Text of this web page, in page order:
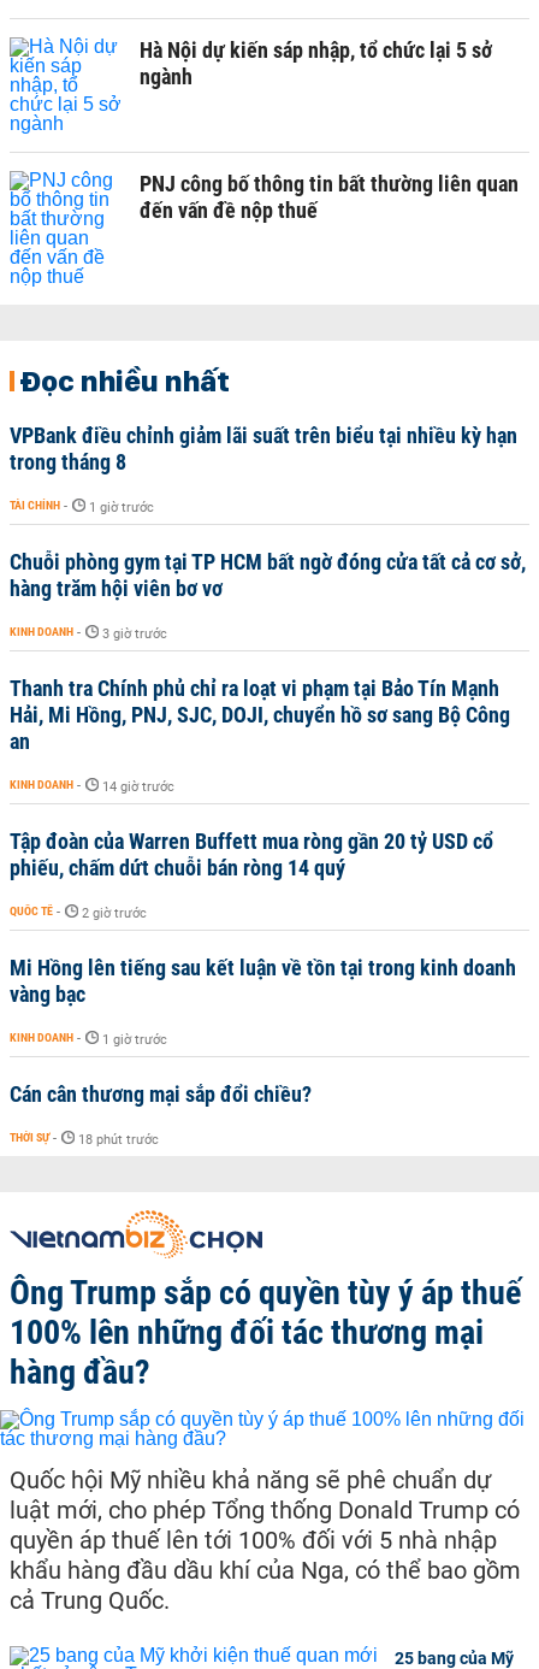
Hà Nội dự kiến sáp nhập, tổ chức lại 5 sở
ngành
PNJ công bố thông tin bất thường liên quan
đến vấn đề nộp thuế
Đọc nhiều nhất
VPBank điều chỉnh giảm lãi suất trên biểu tại nhiều kỳ hạn
trong tháng 8
TÀI CHÍNH - 1 giờ trước
Chuỗi phòng gym tại TP HCM bất ngờ đóng cửa tất cả cơ sở,
hàng trăm hội viên bơ vơ
KINH DOANH - 3 giờ trước
Thanh tra Chính phủ chỉ ra loạt vi phạm tại Bảo Tín Mạnh
Hải, Mi Hồng, PNJ, SJC, DOJI, chuyển hồ sơ sang Bộ Công
an
KINH DOANH - 14 giờ trước
Tập đoàn của Warren Buffett mua ròng gần 20 tỷ USD cổ
phiếu, chấm dứt chuỗi bán ròng 14 quý
QUỐC TẾ - 2 giờ trước
Mi Hồng lên tiếng sau kết luận về tồn tại trong kinh doanh
vàng bạc
KINH DOANH - 1 giờ trước
Cán cân thương mại sắp đổi chiều?
THỜI SỰ - 18 phút trước
Ông Trump sắp có quyền tùy ý áp thuế
100% lên những đối tác thương mại
hàng đầu?
Quốc hội Mỹ nhiều khả năng sẽ phê chuẩn dự
luật mới, cho phép Tổng thống Donald Trump có
quyền áp thuế lên tới 100% đối với 5 nhà nhập
khẩu hàng đầu dầu khí của Nga, có thể bao gồm
cả Trung Quốc.
25 bang của Mỹ